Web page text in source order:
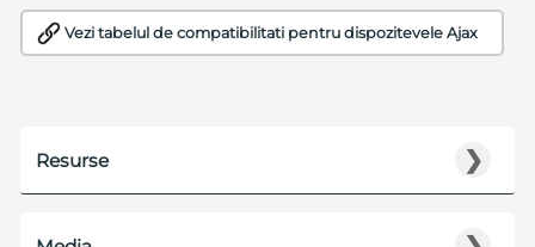
Vezi tabelul de compatibilitati pentru dispozitevele Ajax
❯
Resurse